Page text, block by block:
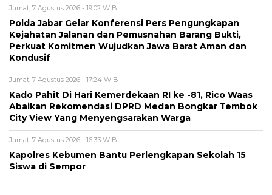
Jumat, 7 Agustus 2026 - 19:02 WIB
Polda Jabar Gelar Konferensi Pers Pengungkapan
Kejahatan Jalanan dan Pemusnahan Barang Bukti,
Perkuat Komitmen Wujudkan Jawa Barat Aman dan
Kondusif
Jumat, 7 Agustus 2026 - 17:24 WIB
Kado Pahit Di Hari Kemerdekaan RI ke -81, Rico Waas
Abaikan Rekomendasi DPRD Medan Bongkar Tembok
City View Yang Menyengsarakan Warga
Jumat, 7 Agustus 2026 - 16:33 WIB
Kapolres Kebumen Bantu Perlengkapan Sekolah 15
Siswa di Sempor